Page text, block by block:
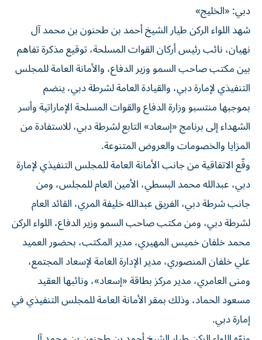
دبي: «الخليج»
شهد اللواء الركن طيار الشيخ أحمد بن طحنون بن محمد آل
نهيان، نائب رئيس أركان القوات المسلحة، توقيع مذكرة تفاهم
بين مكتب صاحب السمو وزير الدفاع، والأمانة العامة للمجلس
التنفيذي لإمارة دبي، والقيادة العامة لشرطة دبي، ينضم
بموجبها منتسبو وزارة الدفاع والقوات المسلحة الإماراتية وأسر
الشهداء إلى برنامج «إسعاد» التابع لشرطة دبي، للاستفادة من
المزايا والخصومات والعروض المتنوعة.
وقّع الاتفاقية من جانب الأمانة العامة للمجلس التنفيذي لإمارة
دبي، عبدالله محمد البسطي، الأمين العام للمجلس، ومن
جانب شرطة دبي، الفريق عبدالله خليفة المري، القائد العام
لشرطة دبي، ومن مكتب صاحب السمو وزير الدفاع، اللواء الركن
محمد خلفان خميس المهيري، مدير المكتب، بحضور العميد
علي خلفان المنصوري، مدير الإدارة العامة لإسعاد المجتمع،
ومنى العامري، مدير مركز بطاقة «إسعاد»، ونائبها العقيد
مسعود الحماد، وذلك بمقر الأمانة العامة للمجلس التنفيذي في
إمارة دبي.